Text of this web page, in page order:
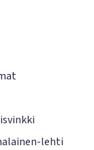
lehti